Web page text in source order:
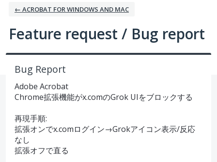
← ACROBAT FOR WINDOWS AND MAC
Feature request / Bug report
Bug Report
Adobe Acrobat
Chrome拡張機能がx.comのGrok UIをブロックする
再現手順:
拡張オンでx.comログイン→Grokアイコン表示/反応
なし
拡張オフで直る